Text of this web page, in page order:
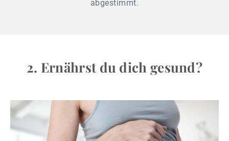
abgestimmt.
2. Ernährst du dich gesund?